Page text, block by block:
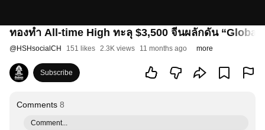
ทองทำ All-time High ทะลุ $3,500 จีนผลักดัน “Global
@HSHsocialCH 151 likes 2.3K views 11 months ago more
Subscribe
Comments 8
Comment...